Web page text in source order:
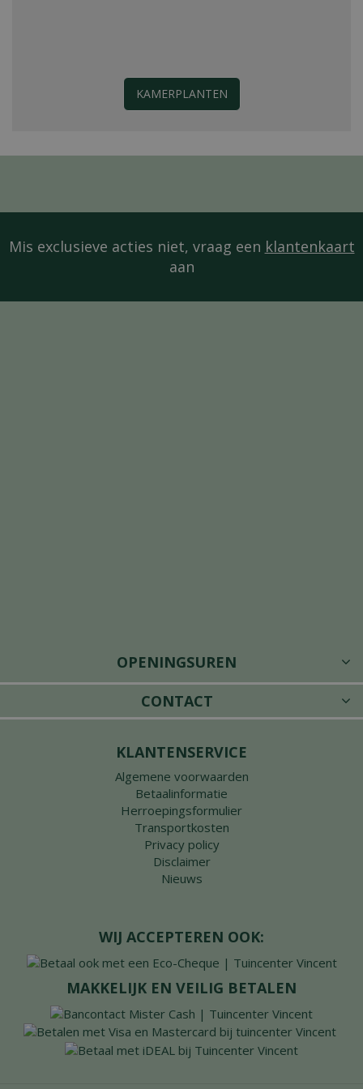
KAMERPLANTEN
Mis exclusieve acties niet, vraag een klantenkaart
aan
OPENINGSUREN
CONTACT
KLANTENSERVICE
Algemene voorwaarden
Betaalinformatie
Herroepingsformulier
Transportkosten
Privacy policy
Disclaimer
Nieuws
WIJ ACCEPTEREN OOK:
MAKKELIJK EN VEILIG BETALEN